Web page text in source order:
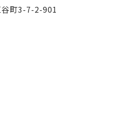
町3-7-2-901